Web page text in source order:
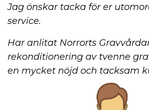
Jag önskar tacka för er
service.
Har anlitat Norrorts
rekonditionering av tvenne
en mycket nöjd och tacksam